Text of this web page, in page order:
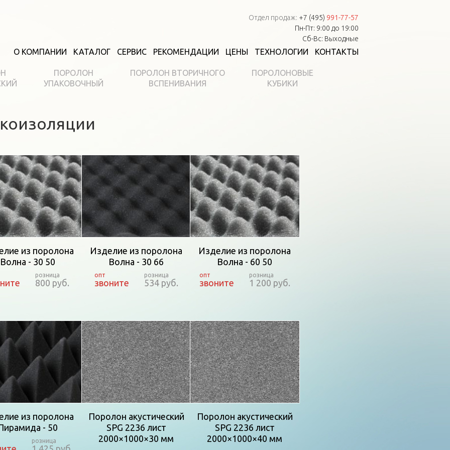
Отдел продаж: +7 (495) 991-77-57
Пн-Пт: 9:00 до 19:00
Сб-Вс: Выходные
О КОМПАНИИ КАТАЛОГ СЕРВИС РЕКОМЕНДАЦИИ ЦЕНЫ ТЕХНОЛОГИИ КОНТАКТЫ
ПОРОЛОН
УПАКОВОЧНЫЙ
ПОРОЛОН ВТОРИЧНОГО
ВСПЕНИВАНИЯ
ПОРОЛОНОВЫЕ
КУБИКИ
из поролона
Волна - 30 50
800 руб.
Изделие из поролона
Волна - 30 66
звоните 534 руб.
Изделие из поролона
Волна - 60 50
звоните 1 200 руб.
из поролона
- 50
Поролон акустический
SPG 2236 лист
2000×1000×30 мм
Поролон акустический
SPG 2236 лист
2000×1000×40 мм